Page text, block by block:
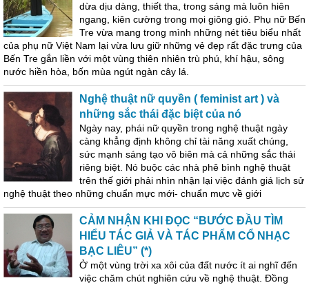
dừa dịu dàng, thiết tha, trong sáng mà luôn hiên
ngang, kiên cường trong mọi giông gió. Phụ nữ Bến
Tre vừa mang trong mình những nét tiêu biểu nhất
của phụ nữ Việt Nam lại vừa lưu giữ những vẻ đẹp rất đặc trưng của
Bến Tre gắn liền với một vùng thiên nhiên trù phú, khí hậu, sông
nước hiền hòa, bốn mùa ngút ngàn cây lá.
Nghệ thuật nữ quyền ( feminist art ) và
những sắc thái đặc biệt của nó
Ngày nay, phái nữ quyền trong nghệ thuật ngày
càng khẳng định không chỉ tài năng xuất chúng,
sức mạnh sáng tạo vô biên mà cả những sắc thái
riêng biệt. Nó buộc các nhà phê bình nghệ thuật
trên thế giới phải nhìn nhận lại việc đánh giá lịch sử
nghệ thuật theo những chuẩn mực mới- chuẩn mực về giới
CẢM NHẬN KHI ĐỌC “BƯỚC ĐẦU TÌM
HIỂU TÁC GIẢ VÀ TÁC PHẨM CỔ NHẠC
BẠC LIÊU” (*)
Ở một vùng trời xa xôi của đất nước ít ai nghĩ đến
việc chăm chút nghiên cứu về nghệ thuật. Đồng